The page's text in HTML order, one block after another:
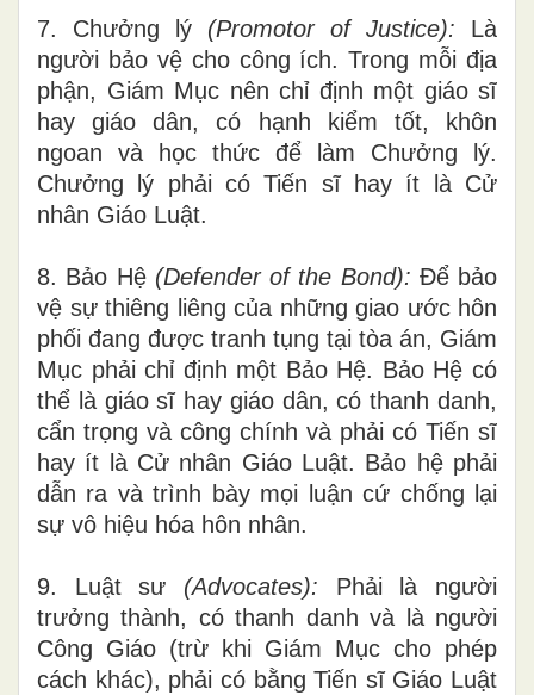
7. Chưởng lý (Promotor ofJustice): Là
người bảo vệ chocông ích. Trong mỗi địa
phận, Giám Mục nên chỉ định một giáo sĩ
hay giáo dân, có hạnh kiểm tốt, khôn
ngoan và học thức để làm Chưởng lý.
Chưởng lý phải có Tiến sĩ hay ít là Cử
nhân Giáo Luật.
8. Bảo Hệ (Defender ofthe Bond): Để bảo
vệ sự thiêng liêng của những giao ước hôn
phối đang được tranh tụng tại tòa án, Giám
Mục phải chỉ định một Bảo Hệ. Bảo Hệ có
thể là giáosĩ hay giáo dân, có thanh danh,
cẩn trọng và công chính và phải có Tiến sĩ
hay ít là Cử nhân Giáo Luật. Bảo hệ phải
dẫn ra vàtrình bày mọi luậncứ chống lại
sự vô hiệu hóa hôn nhân.
9. Luật sư (Advocates): Phải là người
trưởng thành, có thanh danhvà là người
Công Giáo (trừ khi Giám Mục cho phép
cách khác), phải có bằngTiến sĩ Giáo Luật